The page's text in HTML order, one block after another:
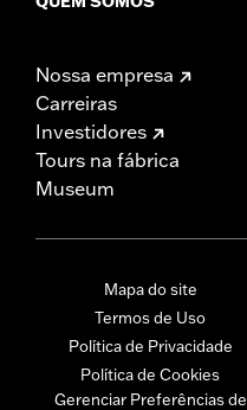
Nossa empresa
Carreiras
Investidores
Tours na fábrica
Museum
Mapa do site
Termos de Uso
Política de Privacidade
Política de Cookies
Gerenciar Preferências de